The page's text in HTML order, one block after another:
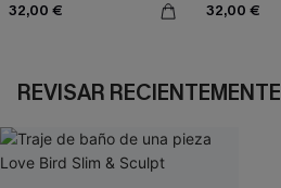
32,00 € 32,00 €
REVISAR RECIENTEMENTE